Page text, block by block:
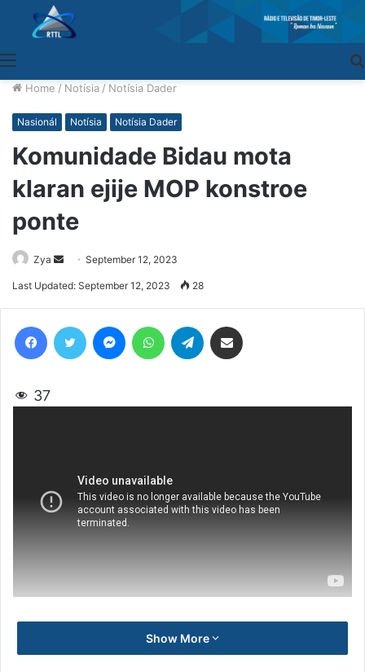
Home / Notísia / Notísia Dader
Nasionál Notísia Notísia Dader
Komunidade Bidau mota
klaran ejije MOP konstroe
ponte
Zya
Send
an
September 12, 2023
Last Updated: September 12, 2023 28
37
Show More